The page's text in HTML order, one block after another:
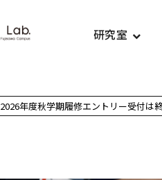
研究室
2026年度秋学期履修エントリー受付は